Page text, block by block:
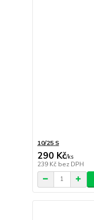
10/25 S
290 Kč/ks
239 Kč bez DPH